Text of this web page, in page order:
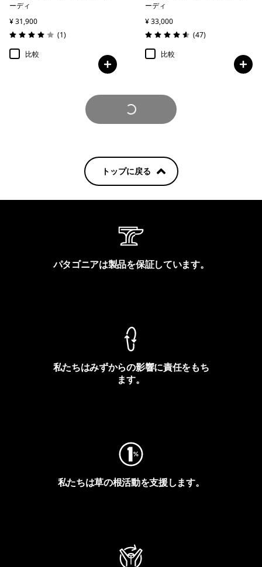
ーディ
¥ 31,900
評価: 4.0 / 5
(1レビュー
)
比較
ーディ
¥ 33,000
評価: 4.6 / 5
(47レビュー
)
比較
さらに見る
トップに戻る
パタゴニアは製品を保証しています。
私たちはみずからの影響に責任をもち
ます。
私たちは草の根活動を支援します。